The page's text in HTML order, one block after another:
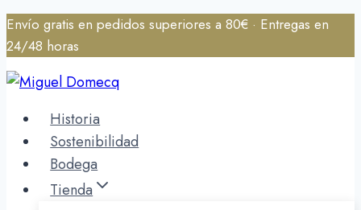
Saltar
al
contenido
Envío gratis en pedidos superiores a 80€ · Entregas en
24/48 horas
Historia
Sostenibilidad
Bodega
Tienda